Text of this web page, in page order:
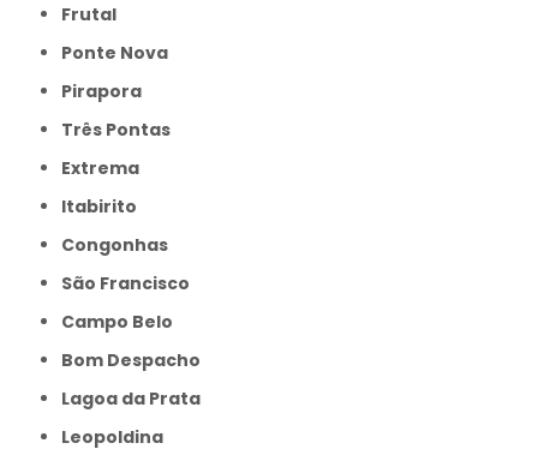
Frutal
Ponte Nova
Pirapora
Três Pontas
Extrema
Itabirito
Congonhas
São Francisco
Campo Belo
Bom Despacho
Lagoa da Prata
Leopoldina